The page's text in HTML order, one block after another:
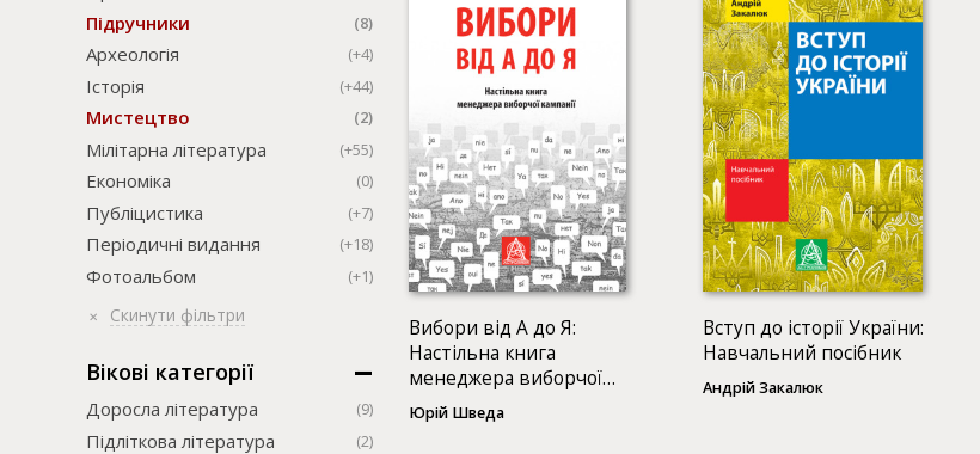
Підручники (8)
Археологія (+4)
Історія (+44)
Мистецтво (2)
Мілітарна література (+55)
Економіка (0)
Публіцистика (+7)
Періодичні видання (+18)
Фотоальбом (+1)
Скинути фільтри
Вікові категорії
Доросла література (9)
Підліткова література (2)
Вибори від А до Я:
Настільна книга
менеджера виборчої
кампанії
Юрій Шведа
Вступ до історії України:
Навчальний посібник
Андрій Закалюк